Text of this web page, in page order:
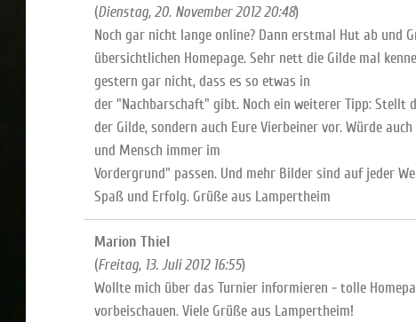
(Dienstag, 20. November 2012 20:48)
Noch gar nicht lange online? Dann erstmal Hut ab und
übersichtlichen Homepage. Sehr nett die Gilde mal
gestern gar nicht, dass es so etwas in
der "Nachbarschaft" gibt. Noch ein weiterer Tipp: Stellt
der Gilde, sondern auch Eure Vierbeiner vor. Würde
und Mensch immer im
Vordergrund" passen. Und mehr Bilder sind auf jeder
Spaß und Erfolg. Grüße aus Lampertheim
Marion Thiel
(Freitag, 13. Juli 2012 16:55)
Wollte mich über das Turnier informieren - tolle
vorbeischauen. Viele Grüße aus Lampertheim!